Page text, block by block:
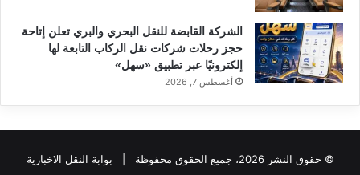
الشركة القابضة للنقل البحري والبري تعلن إتاحة
حجز رحلات شركات نقل الركاب التابعة لها
إلكترونيًا عبر تطبيق «سهل»
أغسطس 7, 2026
© حقوق النشر 2026، جميع الحقوق محفوظة | بوابة النقل الاخبارية